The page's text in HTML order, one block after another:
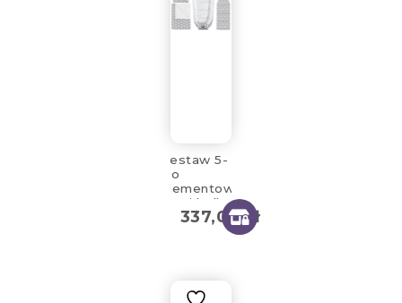
Zestaw 5-
cio
elementowy
dotti bello
337,00zł